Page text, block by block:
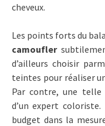
cheveux.
Les points forts du
camoufler
d’ailleurs choisir
teintes pour réaliser
Par contre, une telle
d’un expert
budget dans la